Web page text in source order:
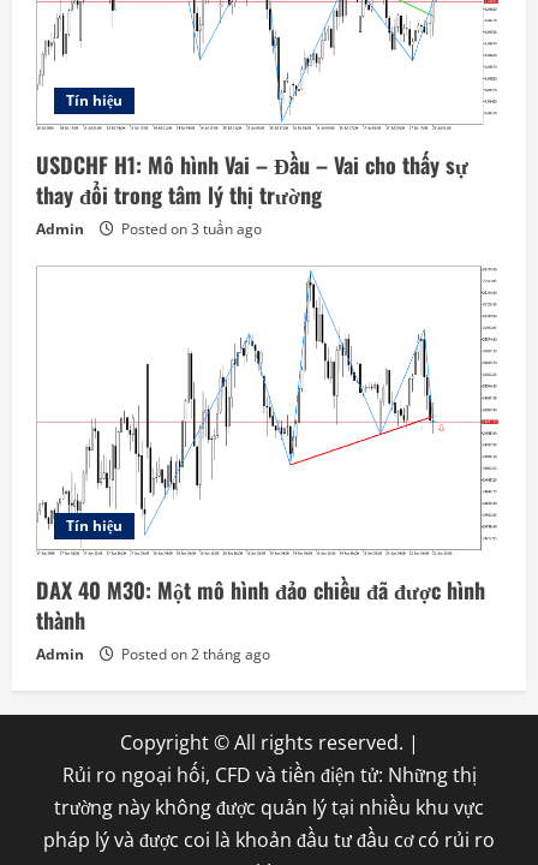
Tín hiệu
USDCHF H1: Mô hình Vai – Đầu – Vai cho thấy sự
thay đổi trong tâm lý thị trường
Admin Posted on 3 tuần ago
Tín hiệu
DAX 40 M30: Một mô hình đảo chiều đã được hình
thành
Admin Posted on 2 tháng ago
Copyright © All rights reserved. |
Rủi ro ngoại hối, CFD và tiền điện tử: Những thị
trường này không được quản lý tại nhiều khu vực
pháp lý và được coi là khoản đầu tư đầu cơ có rủi ro